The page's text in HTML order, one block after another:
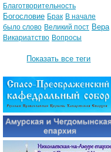
Благотворительность
Богословие Брак В начале
было слово Великий пост Вера
Викариатство Вопросы
Показать все теги